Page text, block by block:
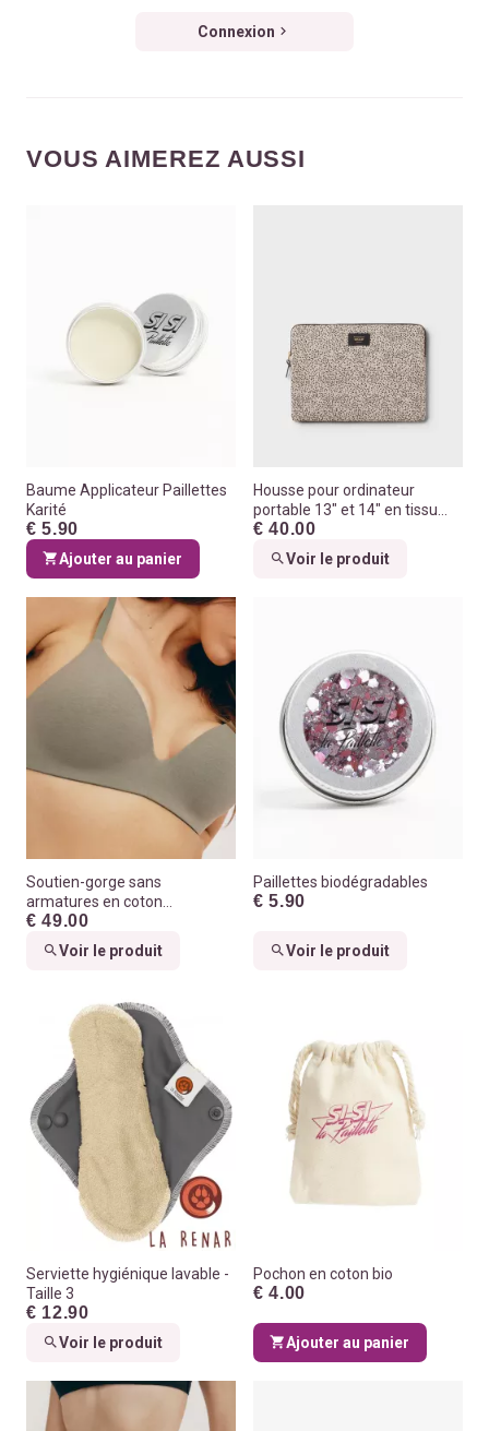
Connexion
VOUS AIMEREZ AUSSI
Baume Applicateur Paillettes
Karité
€ 5.90
Ajouter au panier
Housse pour ordinateur
portable 13" et 14" en tissu
100% recyclés
€ 40.00
Voir le produit
Soutien-gorge sans
armatures en coton
biologique
€ 49.00
Voir le produit
Paillettes biodégradables
€ 5.90
Voir le produit
Serviette hygiénique lavable -
Taille 3
€ 12.90
Voir le produit
Pochon en coton bio
€ 4.00
Ajouter au panier